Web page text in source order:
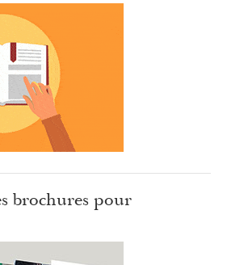
brochures pour